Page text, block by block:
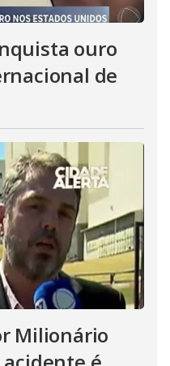
ouro
de
Milionário